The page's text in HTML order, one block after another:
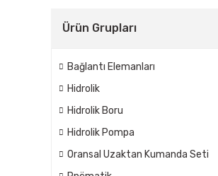
Ürün Grupları
Bağlantı Elemanları
Hidrolik
Hidrolik Boru
Hidrolik Pompa
Oransal Uzaktan Kumanda Seti